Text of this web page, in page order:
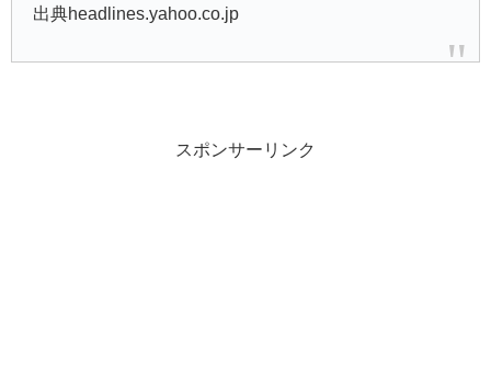
出典headlines.yahoo.co.jp
スポンサーリンク